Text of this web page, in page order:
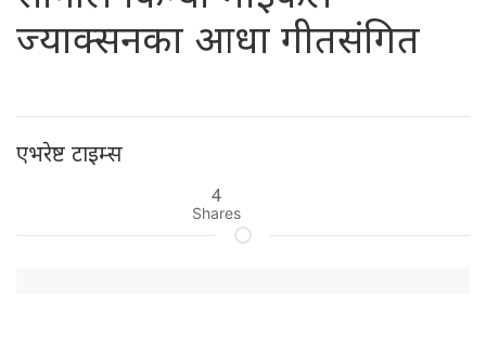
ज्याक्सनका आधा गीतसंगित
एभरेष्ट टाइम्स
4
Shares